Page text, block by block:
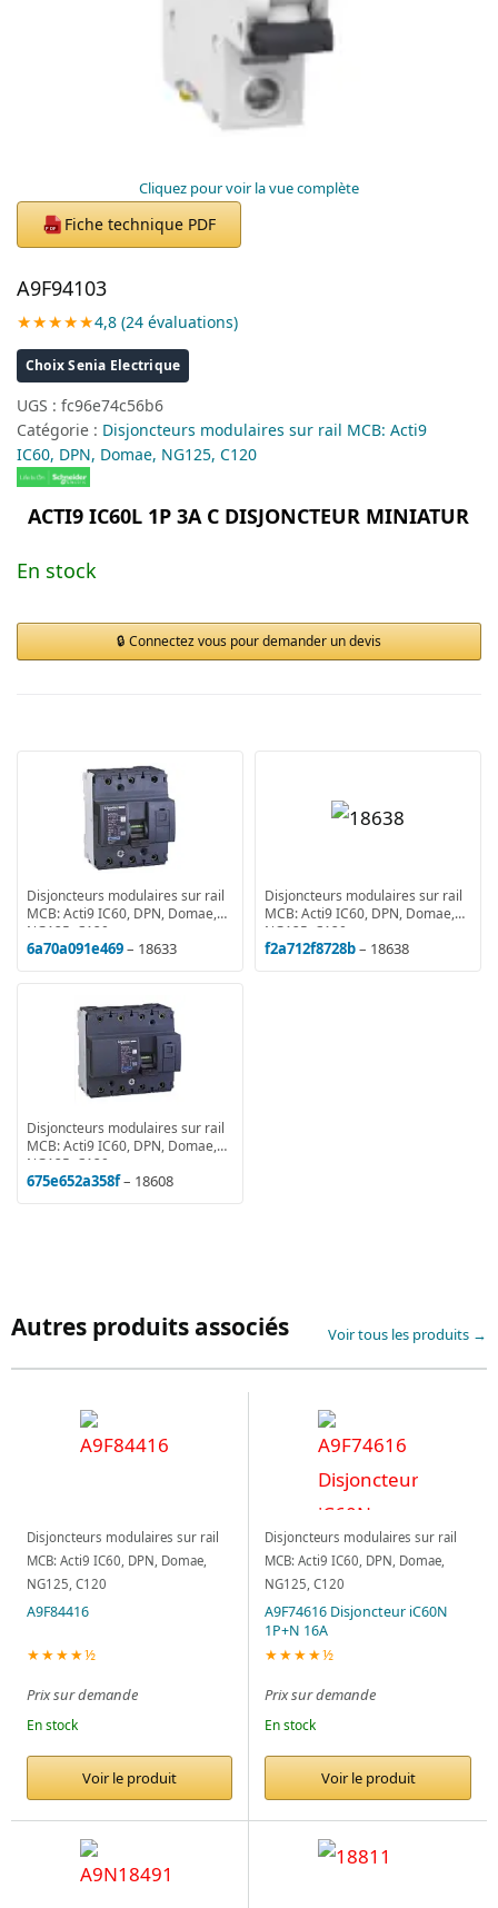
Cliquez pour voir la vue complète
PDF Fiche technique PDF
A9F94103
★★★★★4,8 (24 évaluations)
Choix Senia Electrique
UGS : fc96e74c56b6
Catégorie : Disjoncteurs modulaires sur rail MCB: Acti9
IC60, DPN, Domae, NG125, C120
ACTI9 IC60L 1P 3A C DISJONCTEUR MINIATUR
En stock
Connectez vous pour demander un devis
Disjoncteurs modulaires sur rail
MCB: Acti9 IC60, DPN, Domae,
NG125, C120
6a70a091e469– 18633
Disjoncteurs modulaires sur rail
MCB: Acti9 IC60, DPN, Domae,
NG125, C120
f2a712f8728b– 18638
Disjoncteurs modulaires sur rail
MCB: Acti9 IC60, DPN, Domae,
NG125, C120
675e652a358f– 18608
Autres produits associés Voir tous les produits →
Disjoncteurs modulaires sur rail
MCB: Acti9 IC60, DPN, Domae,
NG125, C120
A9F84416
★★★★½
Prix sur demande
En stock
Voir le produit
Disjoncteurs modulaires sur rail
MCB: Acti9 IC60, DPN, Domae,
NG125, C120
A9F74616 Disjoncteur iC60N
1P+N 16A
★★★★½
Prix sur demande
En stock
Voir le produit